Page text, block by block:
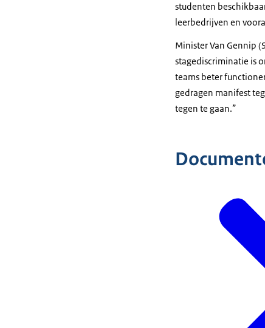
studenten
leerbedrijven en
Minister Van Gennip
stagediscriminatie is
teams beter
gedragen manifest
tegen te gaan.”